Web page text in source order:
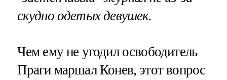
скудно одетых девушек.
Чем ему не угодил освободитель
Праги маршал Конев, этот вопрос